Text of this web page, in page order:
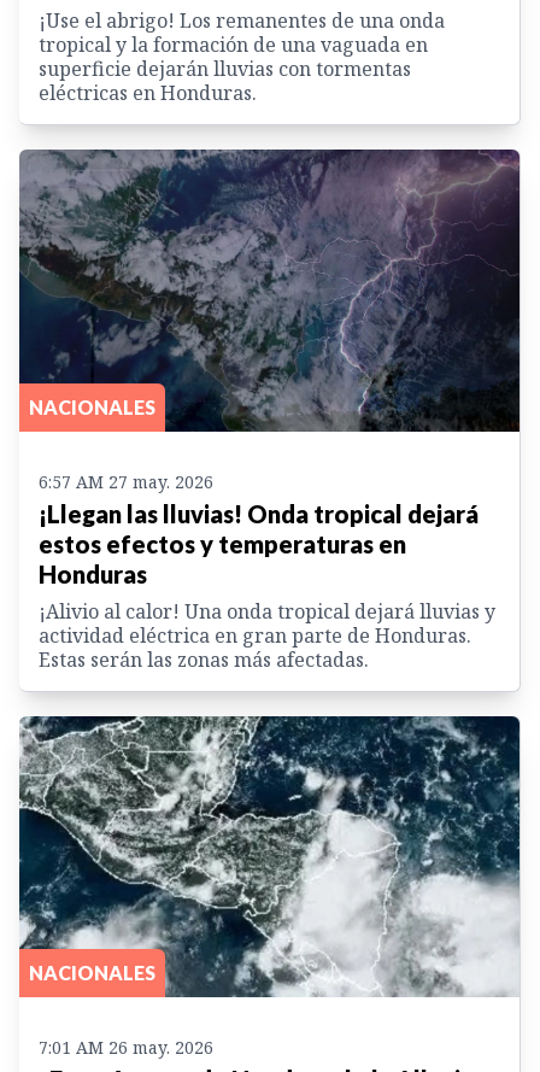
¡Use el abrigo! Los remanentes de una onda
tropical y la formación de una vaguada en
superficie dejarán lluvias con tormentas
eléctricas en Honduras.
NACIONALES
6:57 AM 27 may. 2026
¡Llegan las lluvias! Onda tropical dejará
estos efectos y temperaturas en
Honduras
¡Alivio al calor! Una onda tropical dejará lluvias y
actividad eléctrica en gran parte de Honduras.
Estas serán las zonas más afectadas.
NACIONALES
7:01 AM 26 may. 2026